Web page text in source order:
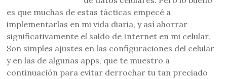
es que muchas de estas tácticas empecé a
implementarlas en mi vida diaria, y así ahorrar
significativamente el saldo de Internet en mi celular.
Son simples ajustes en las configuraciones del celular
y en las de algunas apps, que te muestro a
continuación para evitar derrochar tu tan preciado